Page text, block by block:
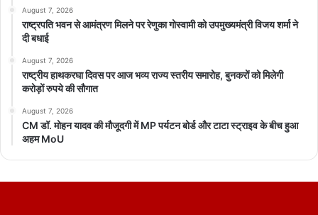
August 7, 2026
राष्ट्रपति भवन से आमंत्रण मिलने पर रेणुका गोस्वामी को उपमुख्यमंत्री विजय शर्मा ने
दी बधाई
August 7, 2026
राष्ट्रीय हाथकरघा दिवस पर आज भव्य राज्य स्तरीय समारोह, बुनकरों को मिलेगी
करोड़ों रुपये की सौगात
August 7, 2026
CM डॉ. मोहन यादव की मौजूदगी में MP पर्यटन बोर्ड और टाटा स्ट्राइव के बीच हुआ
अहम MoU